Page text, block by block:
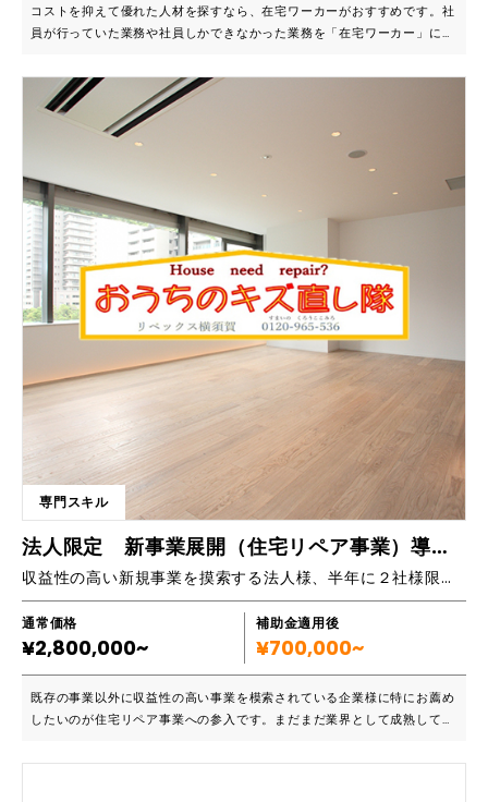
コストを抑えて優れた人材を探すなら、在宅ワーカーがおすすめです。社
員が行っていた業務や社員しかできなかった業務を「在宅ワーカー」にへ
に悩んでいる企業様 ・実務経験があるスキルの高いスタッフの採用に苦
戦している企業様 ・コストを抑えた人材を探している企業様 数年から10
年以上の社会人経験・実務経験のある方も多いです。在宅ワーカーの多く
は企業と業務委託契約を結んでいるため、双方のタイミングにあった業務
依頼ができます。人材日が抑えられ、コスト削減の面でもプラスです。 ■
ご発注実績 ・コールスタッフ業務 ・ライティング業務 ・パワーポイント
資料作成 ・採用アシスタント ・経理・事務 ・グラフィックデザイン
専門スキル
法人限定 新事業展開（住宅リペア事業）導入支援・サポート
収益性の高い新規事業を摸索する法人様、半年に２社様限定、住宅リペア事業への参入を全力で支援します!
通常価格
¥2,800,000~
補助金適用後
¥700,000~
既存の事業以外に収益性の高い事業を模索されている企業様に特にお薦め
したいのが住宅リペア事業への参入です。まだまだ業界として成熟してい
宅以外にも幅広く応用ができ、顧客ターゲットも法人・個人を問いませ